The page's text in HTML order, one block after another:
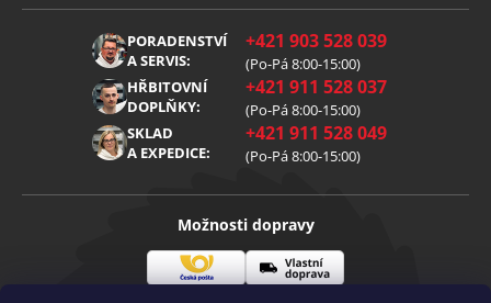
Obchodní podmínky
Reklamace
Zpracování osobních údajů
PORADENSTVÍ
A SERVIS:
+421 903 528 039
(Po-Pá 8:00-15:00)
HŘBITOVNÍ
DOPLŇKY:
+421 911 528 037
(Po-Pá 8:00-15:00)
SKLAD
A EXPEDICE:
+421 911 528 049
(Po-Pá 8:00-15:00)
Možnosti dopravy